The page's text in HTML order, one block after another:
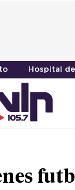
Hospital